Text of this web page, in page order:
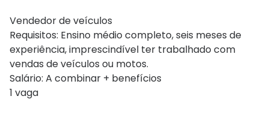
Vendedor de veículos
Requisitos: Ensino médio completo, seis meses de
experiência, imprescindível ter trabalhado com
vendas de veículos ou motos.
Salário: A combinar + benefícios
1 vaga